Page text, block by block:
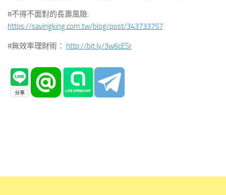
#不得不面對的長壽風險:
https://savingking.com.tw/blog/post/343733757
#無效率理財術： http://bit.ly/3w6cESr